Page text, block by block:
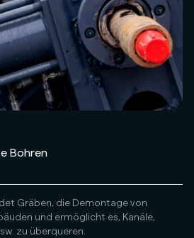
Bohren
Gräben, die Demontage von
und ermöglicht es, Kanäle,
zu überqueren.